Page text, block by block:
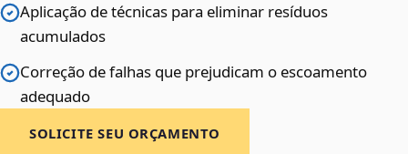
Aplicação de técnicas para eliminar resíduos
acumulados
Correção de falhas que prejudicam o escoamento
adequado
SOLICITE SEU ORÇAMENTO